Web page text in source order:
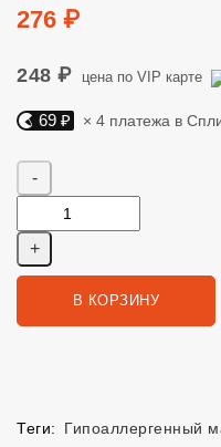
Цена
276 ₽
248 ₽ цена по VIP карте
Яндекс Сплит. 69 руб, 4
69 ₽ × 4 платежа в
В КОРЗИНУ
Теги: Гипоаллергенный